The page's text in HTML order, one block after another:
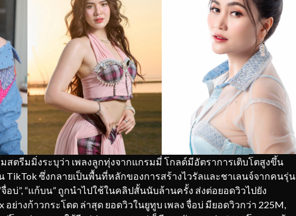
ตรีมมิ่งระบุว่า เพลงลูกทุ่งจากแกรมมี่ โกลด์มีอัตราการเติบโตสูงขึ้น
TikTok ซึ่งกลายเป็นพื้นที่หลักของการสร้างไวรัลและชาเลนจ์จากคนรุ่น
จื่อบ่”, “แก้บน” ถูกนำไปใช้ในคลิปสั้นนับล้านครั้ง ส่งต่อยอดวิวไปยัง
อย่างก้าวกระโดด ล่าสุด ยอดวิวในยูทูบ เพลง จื่อบ่ มียอดวิวกว่า 225M,